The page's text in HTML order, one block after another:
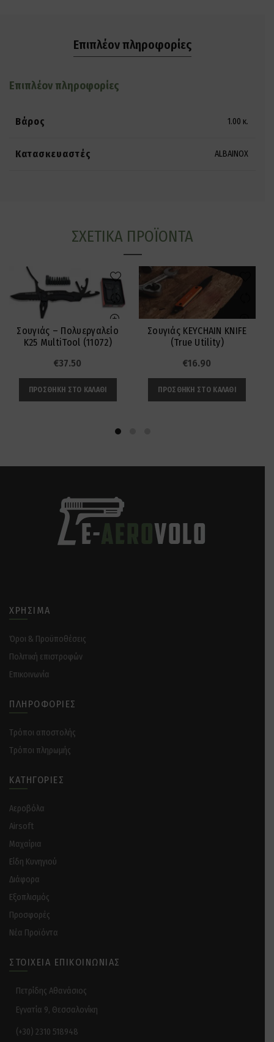
Επιπλέον πληροφορίες
Επιπλέον πληροφορίες
Βάρος 1.00 κ.
Κατασκευαστές ALBAINOX
ΣΧΕΤΙΚΆ ΠΡΟΪΌΝΤΑ
Σουγιάς – Πολυεργαλείο
K25 MultiTool (11072)
€37.50
ΠΡΟΣΘΉΚΗ ΣΤΟ ΚΑΛΆΘΙ
Σουγιάς KEYCHAIN KNIFE
(True Utility)
€16.90
ΠΡΟΣΘΉΚΗ ΣΤΟ ΚΑΛΆΘΙ
ΧΡΉΣΙΜΑ
Όροι & Προϋποθέσεις
Πολιτική επιστροφών
Επικοινωνία
ΠΛΗΡΟΦΟΡΊΕΣ
Tρόποι αποστολής
Tρόποι πληρωμής
ΚΑΤΗΓΟΡΊΕΣ
Αεροβόλα
Airsoft
Μαχαίρια
Είδη Κυνηγιού
Διάφορα
Eξοπλισμός
Προσφορές
Νέα Προϊόντα
ΣΤΟΙΧΕΊΑ ΕΠΙΚΟΙΝΩΝΊΑΣ
Πετρίδης Αθανάσιος
Εγνατία 9, Θεσσαλονίκη
(+30) 2310 518948